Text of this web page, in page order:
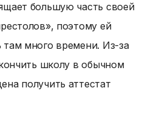
большую часть своей
поэтому ей
много времени. Из-за
школу в обычном
получить аттестат